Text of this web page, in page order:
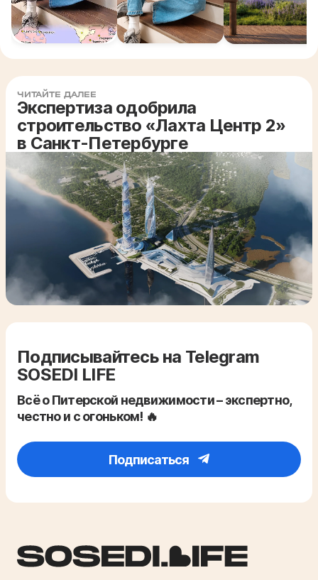
ЧИТАЙТЕ ДАЛЕЕ
Экспертиза одобрила
строительство «Лахта Центр 2»
в Санкт-Петербурге
Подписывайтесь на Telegram
SOSEDI LIFE
Всё о Питерской недвижимости – экспертно,
честно и с огоньком! 🔥
Подписаться